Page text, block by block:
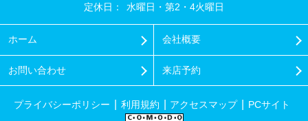
定休日：
水曜日・第2・4火曜日
ホーム 会社概要
お問い合わせ 来店予約
プライバシーポリシー 利用規約 アクセスマップ PCサイト